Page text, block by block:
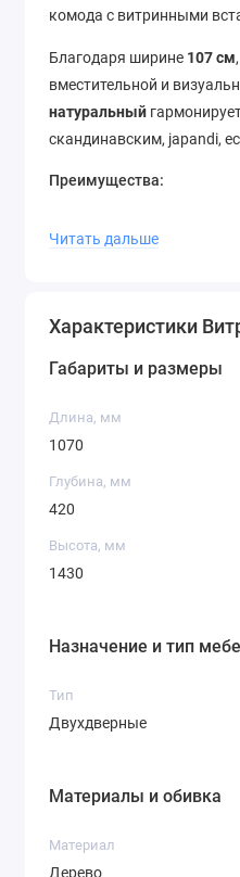
комода с витринными
Благодаря ширине 107 см
вместительной и
натуральный
скандинавским, japandi,
Преимущества:
посуды до декора
Широкая
Читать дальше
Характеристики
Габариты и размеры
Длина, мм
1070
Глубина, мм
420
Высота, мм
1430
Назначение и тип
Тип
Двухдверные
Материалы и обивка
Материал
Дерево